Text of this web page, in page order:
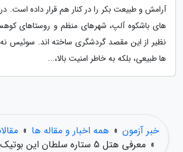
آرامش و طبیعت بکر را در کنار هم قرار داده است.
های باشکوه آلپ، شهرهای منظم و روستاهای
نظیر از این مقصد گردشگری ساخته اند. سوئیس نه
ها طبیعی، بلکه به خاطر امنیت بالا،...
خبر آزمون » همه اخبار و مقاله ها »
» معرفی هتل 5 ستاره سلطان این بوتیک در باکو